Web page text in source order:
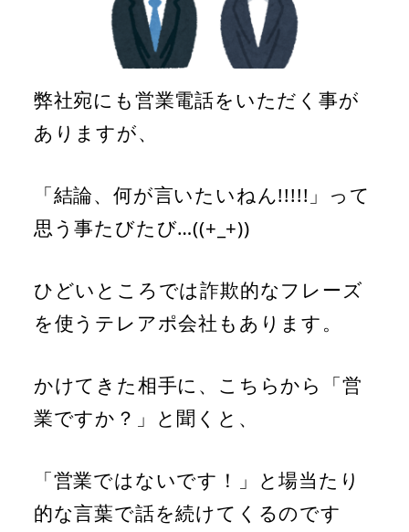
弊社宛にも営業電話をいただく事が
ありますが、
「結論、何が言いたいねん!!!!!」って
思う事たびたび…((+_+))
ひどいところでは詐欺的なフレーズ
を使うテレアポ会社もあります。
かけてきた相手に、こちらから「営
業ですか？」と聞くと、
「営業ではないです！」と場当たり
的な言葉で話を続けてくるのです